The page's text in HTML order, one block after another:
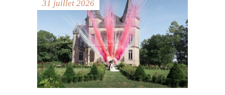
31 juillet 2026